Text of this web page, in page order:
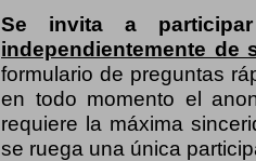
Se invita a
independientemente
formulario de preguntas
en todo momento el
requiere la máxima
se ruega una única